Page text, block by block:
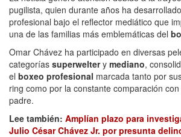
pugilista, quien durante años ha
profesional bajo el reflector mediático que
una de las familias más emblemáticas del
Omar Chávez ha participado en diversas
categorías superweltery mediano,
el boxeo profesional marcada tanto por
ring como por la constante comparación
padre.
Lee también: Amplían plazo para
Julio César Chávez Jr. por presunta